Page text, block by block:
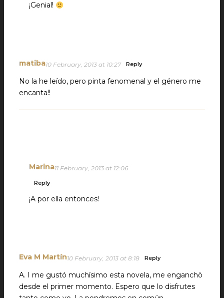
¡Genial!
matiba10 February, 2013 at 10:27 Reply
No la he leído, pero pinta fenomenal y el género me
encanta!!
Marina11 February, 2013 at 12:06
Reply
¡A por ella entonces!
Eva M Martín10 February, 2013 at 8:18 Reply
A. I me gustó muchísimo esta novela, me enganchò
desde el primer momento. Espero que lo disfrutes